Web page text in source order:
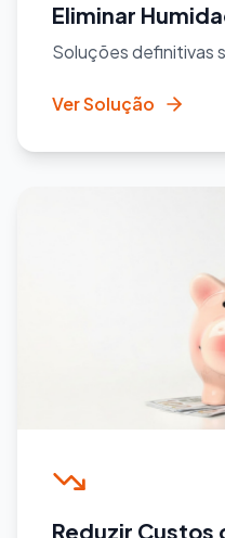
Eliminar
Soluções definitivas
Ver Solução
Reduzir